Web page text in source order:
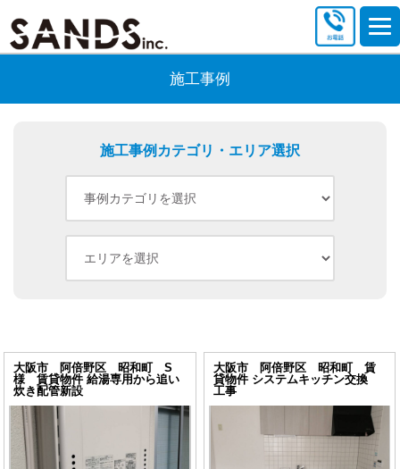
施工事例
施工事例カテゴリ・エリア選択
大阪市 阿倍野区 昭和町 S
様 賃貸物件 給湯専用から追い
炊き配管新設
大阪市 阿倍野区 昭和町 賃
貸物件 システムキッチン交換
工事